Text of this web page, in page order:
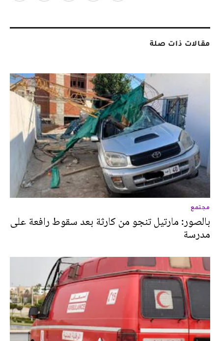
مقالات ذات صلة
مجتمع
بالصور: مارتيل تنجو من كارثة بعد سقوط رافعة على
مدرسة